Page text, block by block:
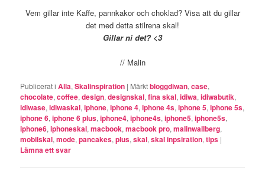
Vem gillar inte Kaffe, pannkakor och choklad? Visa att du gillar
det med detta stilrena skal!
Gillar ni det? <3
// Malin
Publicerat i Alla,Skalinspiration | Märktbloggdiwan,case,
chocolate,coffee,design,designskal,fina skal,idiwa,idiwabutik,
idiwase,idiwaskal,iphone,iphone 4,iphone 4s,iphone 5,iphone 5s,
iphone 6,iphone 6 plus,iphone4,iphone4s,iphone5,iphone5s,
iphone6,iphoneskal,macbook,macbook pro,malinwallberg,
mobilskal,mode,pancakes,plus,skal,skal inpsiration,tips |
Lämna ett svar